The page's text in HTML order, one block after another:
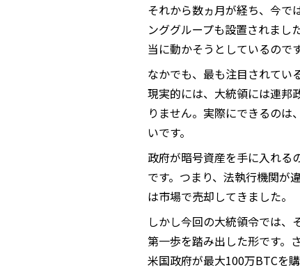
それから数ヵ月が経ち、今で
ンググループも設置されまし
当に動かそうとしているのです
なかでも、最も注目されてい
現実的には、大統領には連邦
りません。実際にできるのは
いです。
政府が暗号資産を手に入れ
です。つまり、法執行機関が
は市場で売却してきました。
しかし今回の大統領令では、
第一歩を踏み出した形です。
米国政府が最大100万BTCを